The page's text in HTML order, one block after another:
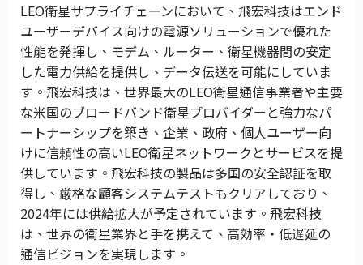
LEO衛星サプライチェーンにおいて、飛宏科技はエンド
ユーザーデバイス向けの電源ソリューションで優れた
性能を発揮し、モデム、ルーター、衛星機器間の安定
した電力供給を提供し、データ伝送を可能にしていま
す。飛宏科技は、世界最大のLEO衛星通信事業者や主要
な米国のブロードバンド衛星プロバイダーと強力なパ
ートナーシップを築き、企業、政府、個人ユーザー向
けに信頼性の高いLEO衛星ネットワークとサービスを提
供しています。飛宏科技の製品は多国の安全認証を取
得し、厳格な顧客システムテストもクリアしており、
2024年には供給拡大が予定されています。飛宏科技
は、世界の衛星業界と手を携えて、高効率・低遅延の
通信ビジョンを実現します。